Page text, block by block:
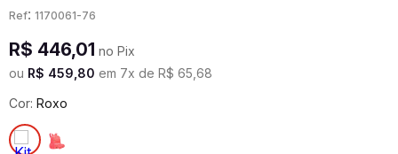
: 1170061-76
R$ 446,01 no Pix
ou R$ 459 80 em 7x de R$ 65 68
Cor: Roxo